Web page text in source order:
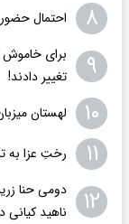
۸ احتمال حضور
۹
برای خاموش
تغییر دادند!
۱۰ لهستان
۱۱ رختِ عزا به
۱۲
دومی حنا
ناهید کیانی در